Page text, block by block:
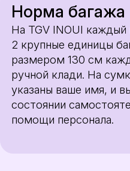
Норма багажа
На TGV INOUI
2 крупные единицы
размером 130 см
ручной клади. На
указаны ваше имя, и
состоянии
помощи персонала.